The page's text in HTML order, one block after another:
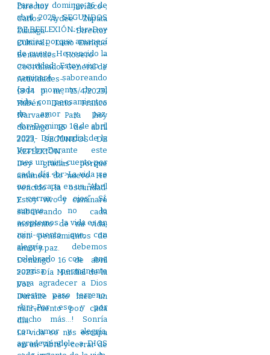
Director Jurídico-;
Carlos Aydee Zapata
Zuluaga –Director
Cultural-, Lucio Enrique
Benavides Rosero –
Coordinador General de
Actividades-.
[8:14 p. m., 15/4/2023]
Rubén Dario Franco
Narvaez: Para hoy
domingo 16 de abril
2023, SEGUNDOS DE
REFLEXIÓN:
Doy gracias porque
amanecí de nuevo. He
vencido la oscuridad.
Estoy vivo y caminaré
saboreando cada
momento de mi vida,
con pensamientos de
amor y paz.
Domingo 16 de abril
2023- Día Mundial de la
Voz
Durante este mes un
mini-cuento por cada
día.
La vida se nos escapa
en un “Abril y cerrar de